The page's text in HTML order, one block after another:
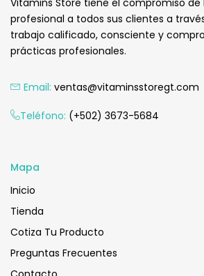
Vitamins Store tiene el compromiso de
profesional a todos sus clientes a
trabajo calificado, consciente y
prácticas profesionales.
Email: ventas@vitaminsstoregt.com
Teléfono: (+502) 3673-5684
Mapa
Inicio
Tienda
Cotiza Tu Producto
Preguntas Frecuentes